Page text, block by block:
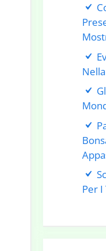
Per I